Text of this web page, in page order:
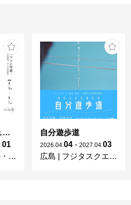
ベルナール・ビュフェと写真 ーカメラがとらえたビュフェとその時代、そして21 世紀へ
01
館
自分遊歩道
2026 04 04 - 2027 04 03
広島
フジタスクエアまるくる大野